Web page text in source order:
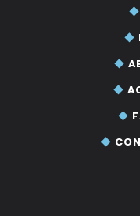
◆
◆
◆
◆
◆
◆